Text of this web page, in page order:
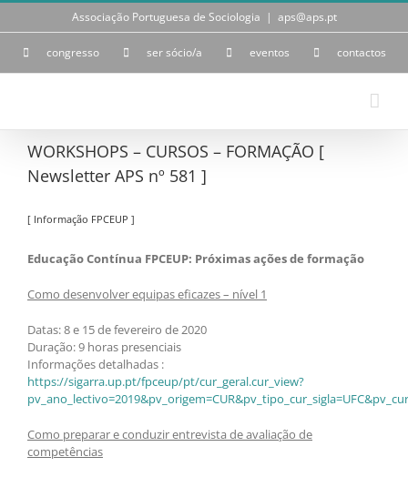
Skip
Associação Portuguesa de Sociologia | aps@aps.pt
congresso ser sócio/a eventos contactos
WORKSHOPS – CURSOS – FORMAÇÃO [
Newsletter APS nº 581 ]
[ Informação FPCEUP ]
Educação Contínua FPCEUP: Próximas ações de formação
Como desenvolver equipas eficazes – nível 1
Datas: 8 e 15 de fevereiro de 2020
Duração: 9 horas presenciais
Informações detalhadas :
https://sigarra.up.pt/fpceup/pt/cur_geral.cur_view?
Como preparar e conduzir entrevista de avaliação de
competências